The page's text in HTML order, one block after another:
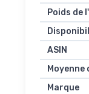
Poids de
ASIN
Marque